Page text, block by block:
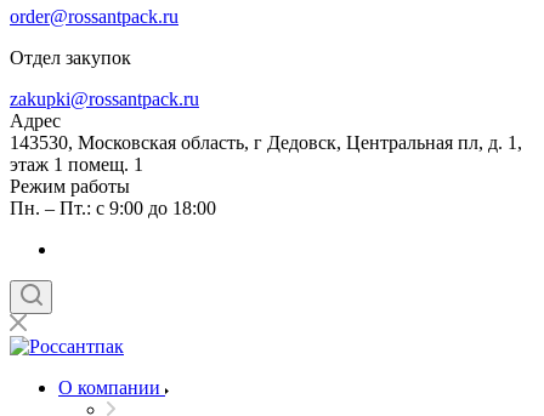
order@rossantpack.ru
Отдел закупок
zakupki@rossantpack.ru
Адрес
143530, Московская область, г Дедовск, Центральная пл, д. 1,
этаж 1 помещ. 1
Режим работы
Пн. – Пт.: с 9:00 до 18:00
О компании